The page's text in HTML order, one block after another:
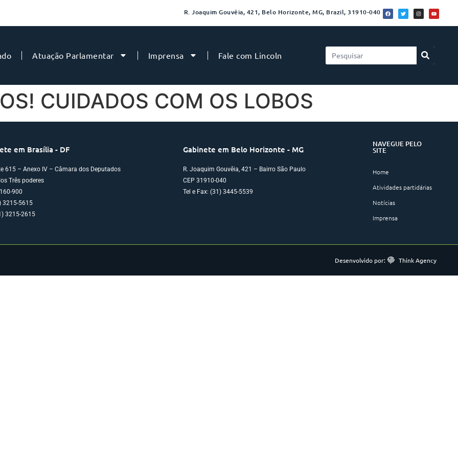
R. Joaquim Gouvêia, 421, Belo Horizonte, MG, Brazil, 31910-040
Atuação Parlamentar Imprensa Fale com Lincoln
CUIDADOS COM OS LOBOS
em Brasília - DF
615 – Anexo IV – Câmara dos Deputados
Três poderes
900
3215-5615
3215-2615
Gabinete em Belo Horizonte - MG
R. Joaquim Gouvêia, 421 – Bairro São Paulo
CEP 31910-040
Tel e Fax: (31) 3445-5539
NAVEGUE PELO
SITE
Home
Atividades partidárias
Notícias
Imprensa
Desenvolvido por: Think Agency